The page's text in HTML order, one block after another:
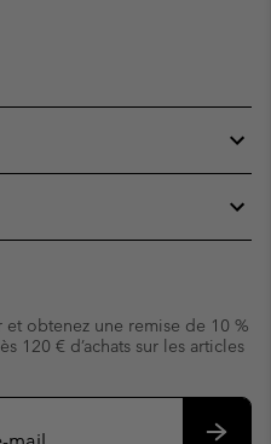
obtenez une remise de 10 %
120 € d’achats sur les articles